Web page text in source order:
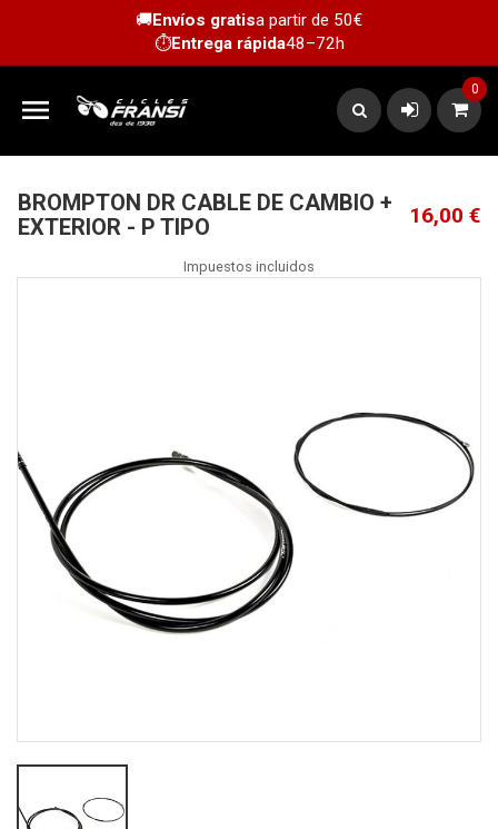
🚚Envíos gratisa partir de 50€
⏱️Entrega rápida48–72h

0
BROMPTON DR CABLE DE CAMBIO +
EXTERIOR - P TIPO
16,00 €
Impuestos incluidos